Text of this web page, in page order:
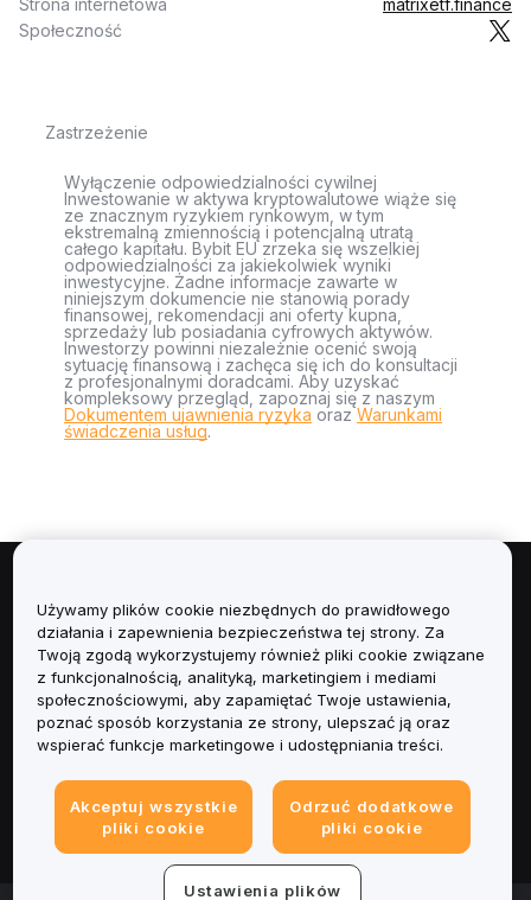
Strona internetowa
matrixetf.finance
Społeczność
Zastrzeżenie
Wyłączenie odpowiedzialności cywilnej
Inwestowanie w aktywa kryptowalutowe wiąże się
ze znacznym ryzykiem rynkowym, w tym
ekstremalną zmiennością i potencjalną utratą
całego kapitału. Bybit EU zrzeka się wszelkiej
odpowiedzialności za jakiekolwiek wyniki
inwestycyjne. Żadne informacje zawarte w
niniejszym dokumencie nie stanowią porady
finansowej, rekomendacji ani oferty kupna,
sprzedaży lub posiadania cyfrowych aktywów.
Inwestorzy powinni niezależnie ocenić swoją
sytuację finansową i zachęca się ich do konsultacji
z profesjonalnymi doradcami. Aby uzyskać
kompleksowy przegląd, zapoznaj się z naszym
Dokumentem ujawnienia ryzyka orazWarunkami
świadczenia usług.
Informacje
Usługi
Obsługa Klienta
Informacje prawne
Używamy plików cookie niezbędnych do prawidłowego
działania i zapewnienia bezpieczeństwa tej strony. Za
Twoją zgodą wykorzystujemy również pliki cookie związane
z funkcjonalnością, analityką, marketingiem i mediami
społecznościowymi, aby zapamiętać Twoje ustawienia,
poznać sposób korzystania ze strony, ulepszać ją oraz
wspierać funkcje marketingowe i udostępniania treści.
Akceptuj wszystkie
pliki cookie
Odrzuć dodatkowe
pliki cookie
Ustawienia plików